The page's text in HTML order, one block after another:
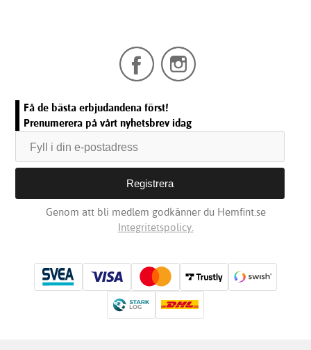
Få de bästa erbjudandena först!
Prenumerera på vårt nyhetsbrev idag
Genom att bli medlem godkänner du Hemfint.se
Integritetspolicy.